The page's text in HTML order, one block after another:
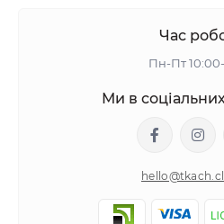
Час
Пн-Пт
Ми в